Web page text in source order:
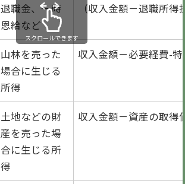
退職金、一時
恩給など
（収入金額－退職所
山林を売った
場合に生じる
所得
収入金額－必要経費-
土地などの財
産を売った場
合に生じる所
得
収入金額－資産の取得
スクロールできます